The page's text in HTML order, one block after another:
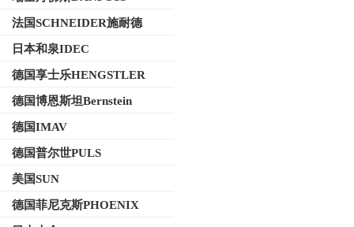
法国SCHNEIDER施耐德
日本和泉IDEC
德国享士乐HENGSTLER
德国博恩斯坦Bernstein
德国IMAV
德国普尔世PULS
美国SUN
德国菲尼克斯PHOENIX